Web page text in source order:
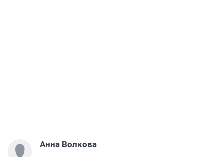
Анна Волкова